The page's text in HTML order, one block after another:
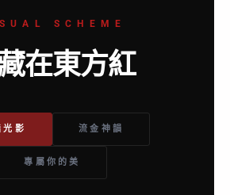
SCHEME
在東方紅
光影 流金神韻
專屬你的美